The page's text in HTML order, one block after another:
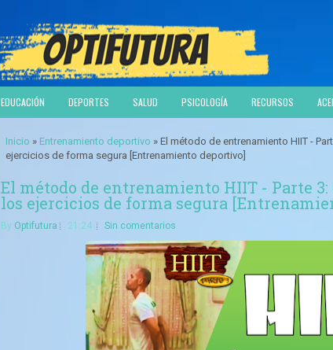
EDUCACIÓN DEPORTES SALUD PSICOLOGÍA RECURSOS
Inicio » Entrenamiento deportivo » El método de entrenamiento HIIT -
ejercicios de forma segura [Entrenamiento deportivo]
El método de entrenamiento HIIT - Parte
los ejercicios de forma segura
By Optifutura 21:24 Sin comentarios